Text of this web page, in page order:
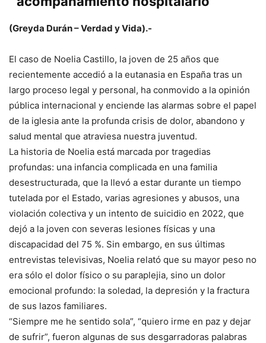
(Greyda Durán – Verdad y Vida).-
El caso de Noelia Castillo, la joven de 25 años que
recientemente accedió a la eutanasia en España tras un
largo proceso legal y personal, ha conmovido a la opinión
pública internacional y enciende las alarmas sobre el papel
de la iglesia ante la profunda crisis de dolor, abandono y
salud mental que atraviesa nuestra juventud.
La historia de Noelia está marcada por tragedias
profundas: una infancia complicada en una familia
desestructurada, que la llevó a estar durante un tiempo
tutelada por el Estado, varias agresiones y abusos, una
violación colectiva y un intento de suicidio en 2022, que
dejó a la joven con severas lesiones físicas y una
discapacidad del 75 %. Sin embargo, en sus últimas
entrevistas televisivas, Noelia relató que su mayor peso no
era sólo el dolor físico o su paraplejia, sino un dolor
emocional profundo: la soledad, la depresión y la fractura
de sus lazos familiares.
“Siempre me he sentido sola”, “quiero irme en paz y dejar
de sufrir”, fueron algunas de sus desgarradoras palabras